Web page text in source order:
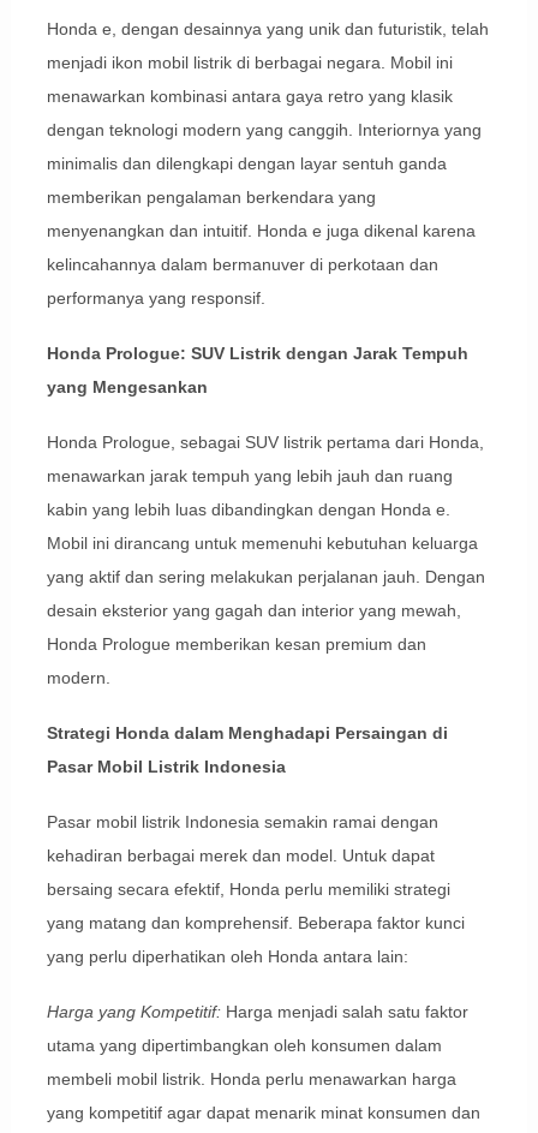
Honda e, dengan desainnya yang unik dan futuristik, telah
menjadi ikon mobil listrik di berbagai negara. Mobil ini
menawarkan kombinasi antara gaya retro yang klasik
dengan teknologi modern yang canggih. Interiornya yang
minimalis dan dilengkapi dengan layar sentuh ganda
memberikan pengalaman berkendara yang
menyenangkan dan intuitif. Honda e juga dikenal karena
kelincahannya dalam bermanuver di perkotaan dan
performanya yang responsif.
Honda Prologue: SUV Listrik dengan Jarak Tempuh
yang Mengesankan
Honda Prologue, sebagai SUV listrik pertama dari Honda,
menawarkan jarak tempuh yang lebih jauh dan ruang
kabin yang lebih luas dibandingkan dengan Honda e.
Mobil ini dirancang untuk memenuhi kebutuhan keluarga
yang aktif dan sering melakukan perjalanan jauh. Dengan
desain eksterior yang gagah dan interior yang mewah,
Honda Prologue memberikan kesan premium dan
modern.
Strategi Honda dalam Menghadapi Persaingan di
Pasar Mobil Listrik Indonesia
Pasar mobil listrik Indonesia semakin ramai dengan
kehadiran berbagai merek dan model. Untuk dapat
bersaing secara efektif, Honda perlu memiliki strategi
yang matang dan komprehensif. Beberapa faktor kunci
yang perlu diperhatikan oleh Honda antara lain:
Harga yang Kompetitif:Harga menjadi salah satu faktor
utama yang dipertimbangkan oleh konsumen dalam
membeli mobil listrik. Honda perlu menawarkan harga
yang kompetitif agar dapat menarik minat konsumen dan